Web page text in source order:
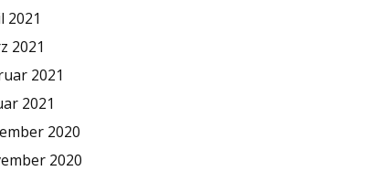
2021
2021
2021
2021
2020
2020